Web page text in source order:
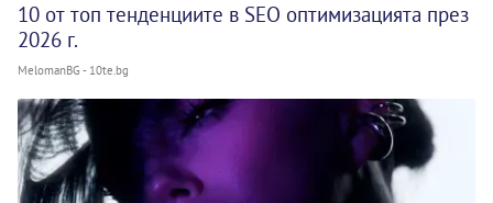
10 от топ тенденциите в SEO оптимизацията през
2026 г.
MelomanBG - 10te.bg